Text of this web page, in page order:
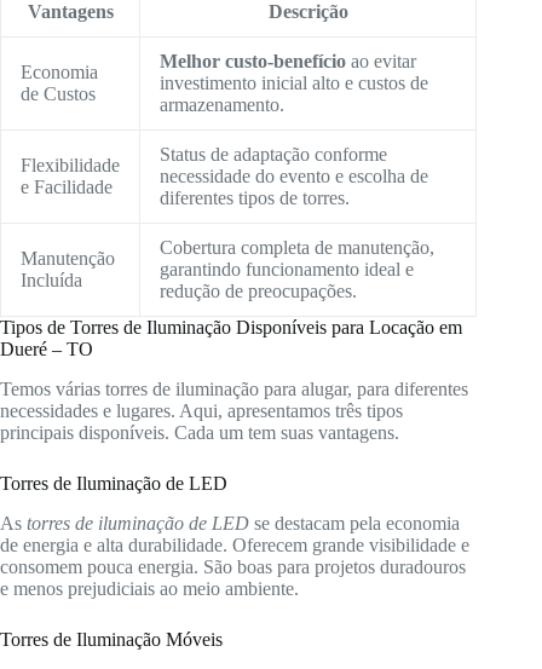
Vantagens Descrição
Economia
de Custos
Melhor custo-benefício ao evitar
investimento inicial alto e custos de
armazenamento.
Flexibilidade
e Facilidade
Status de adaptação conforme
necessidade do evento e escolha de
diferentes tipos de torres.
Manutenção
Incluída
Cobertura completa de manutenção,
garantindo funcionamento ideal e
redução de preocupações.
Tipos de Torres de Iluminação Disponíveis para Locação em
Dueré – TO
Temos várias torres de iluminação para alugar, para diferentes
necessidades e lugares. Aqui, apresentamos três tipos
principais disponíveis. Cada um tem suas vantagens.
Torres de Iluminação de LED
As torres de iluminação de LED se destacam pela economia
de energia e alta durabilidade. Oferecem grande visibilidade e
consomem pouca energia. São boas para projetos duradouros
e menos prejudiciais ao meio ambiente.
Torres de Iluminação Móveis